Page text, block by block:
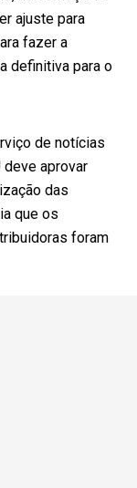
ajuste para
fazer a
definitiva para o
de notícias
deve aprovar
das
que os
foram